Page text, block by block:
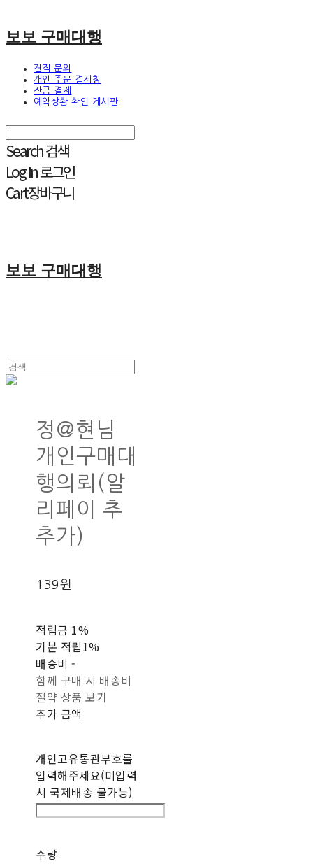
보보 구매대행
견적 문의
개인 주문 결제창
잔금 결제
예약상황 확인 게시판
Search검색
Log In로그인
Cart장바구니
보보 구매대행
정@현님
개인구매대
행의뢰(알
리페이 추
추가)
139원
적립금 1%
기본 적립1%
배송비-
함께 구매 시 배송비
절약 상품 보기
추가 금액
개인고유통관부호를
입력해주세요(미입력
시 국제배송 불가능)
수량